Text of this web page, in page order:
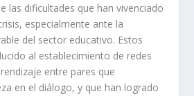
las dificultades que han vivenciado
especialmente ante la
del sector educativo. Estos
al establecimiento de redes
entre pares que
en el diálogo, y que han logrado